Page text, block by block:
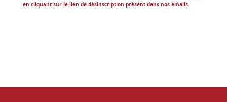
en cliquant sur le lien de désinscription présent dans nos emails.